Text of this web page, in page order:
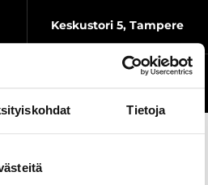
Tietoja
Keskustori 5, Tampere